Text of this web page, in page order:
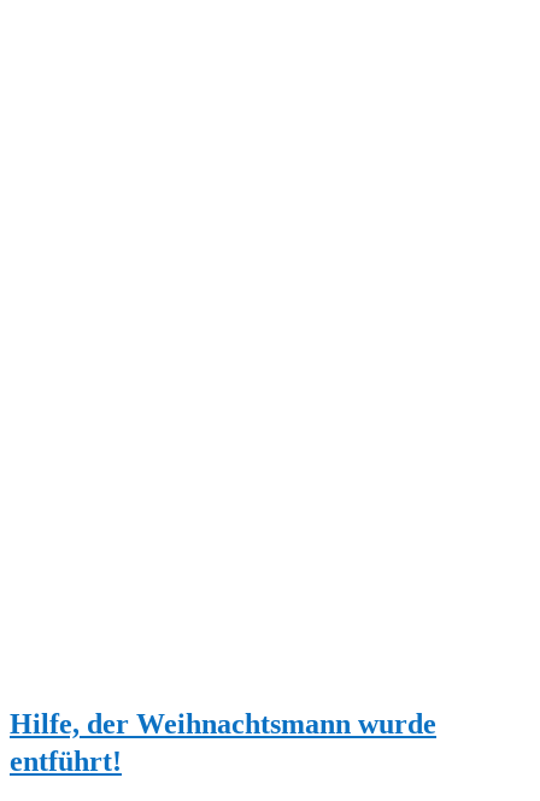
Hilfe, der Weihnachtsmann wurde
entführt!